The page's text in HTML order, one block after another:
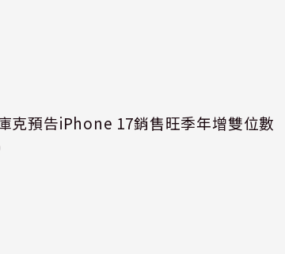
克預告iPhone 17銷售旺季年增雙位